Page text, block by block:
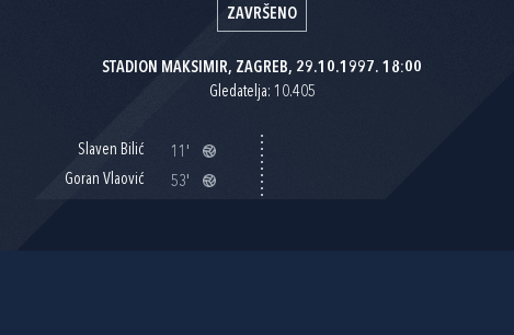
ZAVRŠENO
STADION MAKSIMIR, ZAGREB, 29.10.1997. 18:00
Gledatelja: 10.405
Slaven Bilić
11'
Goran Vlaović
53'